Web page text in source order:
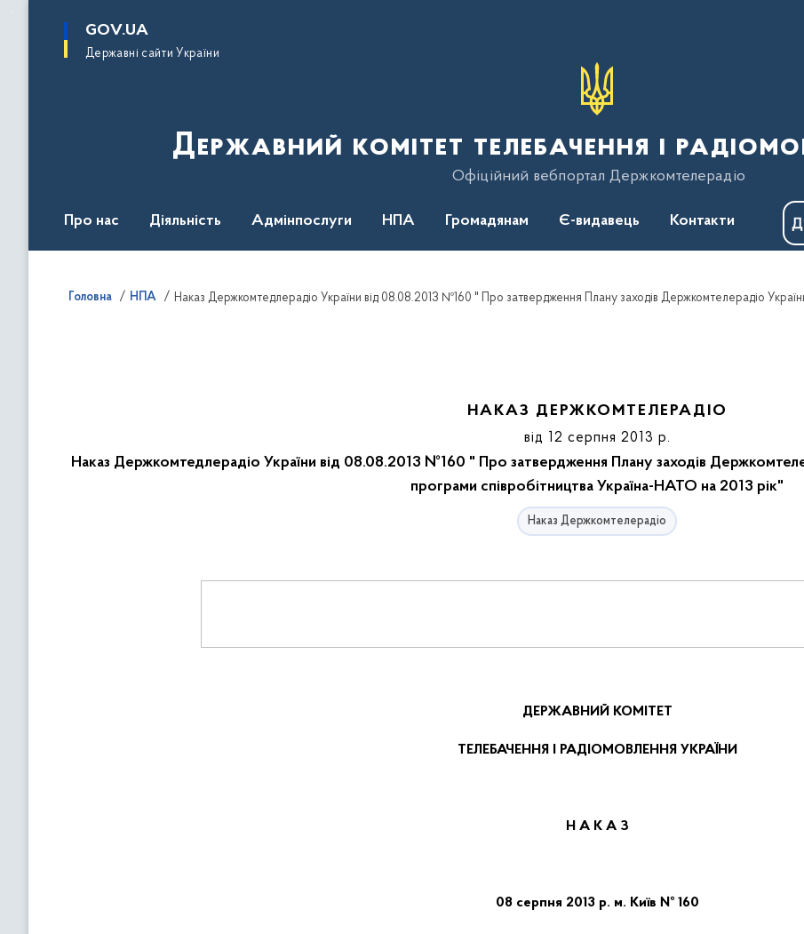
основного
GOV.UA
Державні сайти України
Державний комітет телебачення і
Офіційний вебпортал Держкомтелерадіо
Про нас Діяльність Адмінпослуги НПА Громадянам Є-видавець Контакти
Головна НПА
НАКАЗ ДЕРЖКОМТЕЛЕРАДІО
від 12 серпня 2013 р.
Наказ Держкомтедлерадіо України від 08.08.2013 №160 " Про затвердження Плану заходів
програми співробітництва Україна-НАТО на 2013 рік"
Наказ Держкомтелерадіо
ДЕРЖАВНИЙ КОМІТЕТ
ТЕЛЕБАЧЕННЯ І РАДІОМОВЛЕННЯ УКРАЇНИ
Н А К А З
08 серпня 2013 р. м. Київ № 160